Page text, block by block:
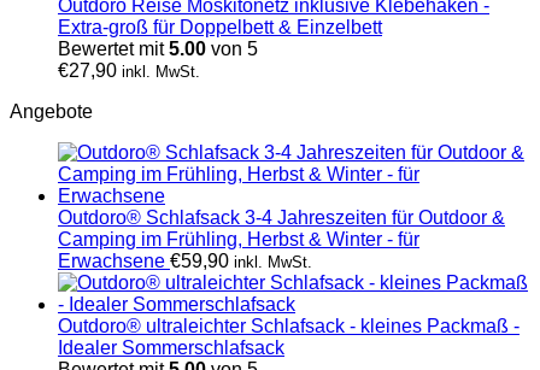
Outdoro Reise Moskitonetz inklusive Klebehaken -
Extra-groß für Doppelbett & Einzelbett
Bewertet mit5.00 von 5
€27,90 inkl. MwSt.
Angebote
Outdoro® Schlafsack 3-4 Jahreszeiten für Outdoor &
Camping im Frühling, Herbst & Winter - für
Erwachsene €59,90 inkl. MwSt.
Outdoro® ultraleichter Schlafsack - kleines Packmaß -
Idealer Sommerschlafsack